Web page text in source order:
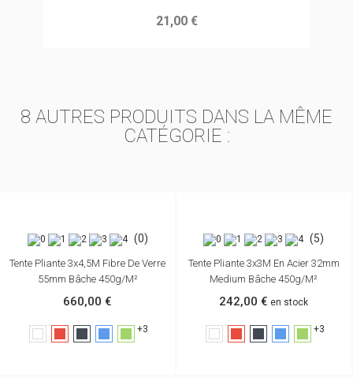
21,00 €
8 AUTRES PRODUITS DANS LA MÊME
CATÉGORIE :
(0)
Tente Pliante 3x4,5M Fibre De Verre
55mm Bâche 450g/m²
660,00 €
Vert+3
(5)
Tente Pliante 3x3M En Acier 32mm
Medium Bâche 450g/m²
242,00 € en stock
Vert+3